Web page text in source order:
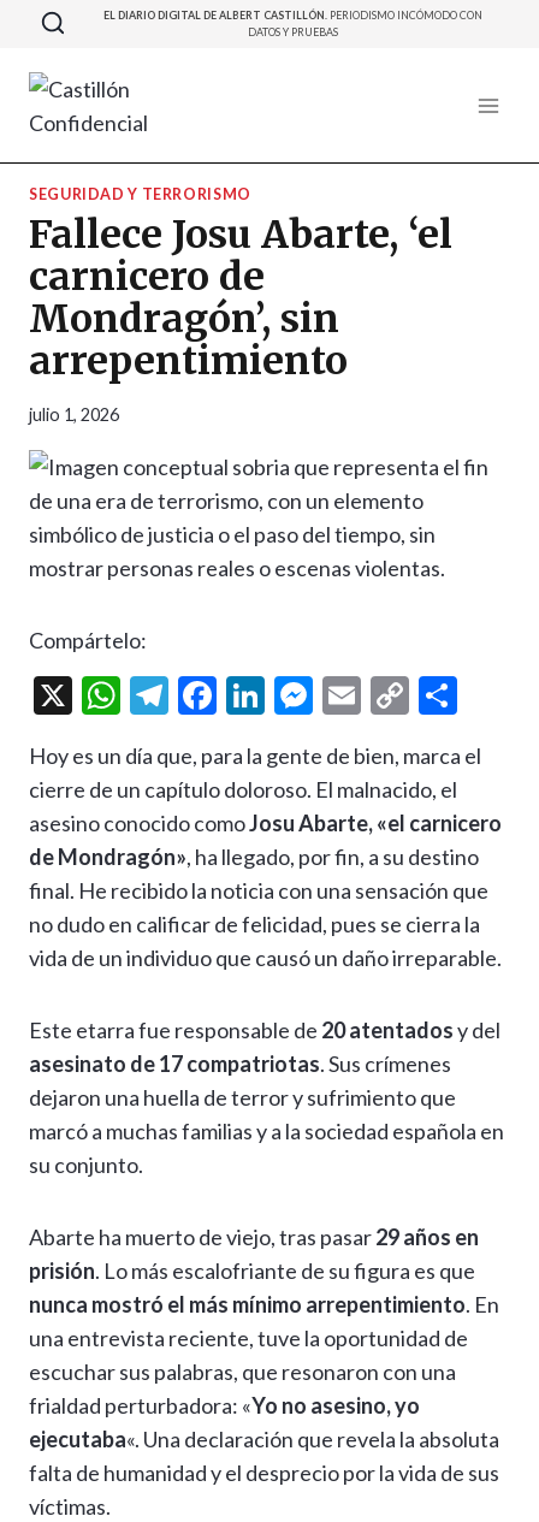
Saltar
contenido
EL DIARIO DIGITAL DE ALBERT CASTILLÓN. PERIODISMO INCÓMODO CON
DATOS Y PRUEBAS
SEGURIDAD Y TERRORISMO
Fallece Josu Abarte, ‘el
carnicero de
Mondragón’, sin
arrepentimiento
julio 1, 2026
Compártelo:
X
W
at
s
A
p
p
T
e
gr
a
m
F
e
b
o
o
k
Li
ke
dI
n
M
se
n
g
er
E
ai
l
C
p
y
Li
n
k
m
p
ar
ti
r
Hoy es un día que, para la gente de bien, marca el
cierre de un capítulo doloroso. El malnacido, el
asesino conocido comoJosu Abarte, «el carnicero
de Mondragón», ha llegado, por fin, a su destino
final. He recibido la noticia con una sensación que
no dudo en calificar de felicidad, pues se cierra la
vida de un individuo que causó un daño irreparable.
Este etarra fue responsable de 20 atentadosy del
asesinato de 17 compatriotas. Sus crímenes
dejaron una huella de terror y sufrimiento que
marcó a muchas familias y a la sociedad española en
su conjunto.
Abarte ha muerto de viejo, tras pasar29 años en
prisión. Lo más escalofriante de su figura es que
nunca mostró el más mínimo arrepentimiento. En
una entrevista reciente, tuve la oportunidad de
escuchar sus palabras, que resonaron con una
frialdad perturbadora: «Yo no asesino, yo
ejecutaba«. Una declaración que revela la absoluta
falta de humanidad y el desprecio por la vida de sus
víctimas.